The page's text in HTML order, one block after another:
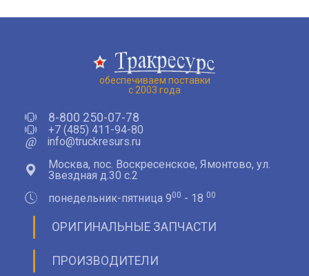
обеспечиваем поставки
с 2003 года
8-800 250-07-78
+7 (485) 411-94-80
@
info@truckresurs.ru
Москва, пос. Воскресенское, Ямонтово, ул.
Звездная д.30 с.2
понедельник-пятница 900 - 18 00
ОРИГИНАЛЬНЫЕ ЗАПЧАСТИ
ПРОИЗВОДИТЕЛИ